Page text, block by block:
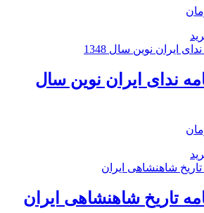
ندای ایران نوین سال
تاریخ شاهنشاهی ایران